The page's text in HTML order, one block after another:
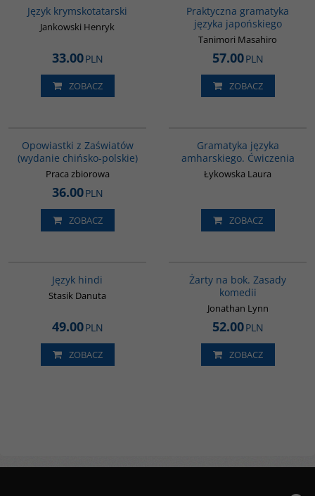
Język krymskotatarski
Jankowski Henryk
33.00PLN
ZOBACZ
Praktyczna gramatyka
języka japońskiego
Tanimori Masahiro
57.00PLN
ZOBACZ
Opowiastki z Zaświatów
(wydanie chińsko-polskie)
Praca zbiorowa
36.00PLN
ZOBACZ
Gramatyka języka
amharskiego. Ćwiczenia
Łykowska Laura
ZOBACZ
Język hindi
Stasik Danuta
49.00PLN
ZOBACZ
Żarty na bok. Zasady
komedii
Jonathan Lynn
52.00PLN
ZOBACZ